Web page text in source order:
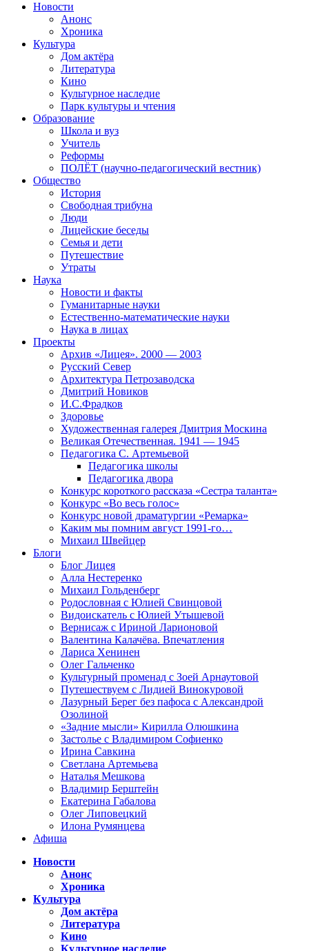
Новости
Анонс
Хроника
Культура
Дом актёра
Литература
Кино
Культурное наследие
Парк культуры и чтения
Образование
Школа и вуз
Учитель
Реформы
ПОЛЁТ (научно-педагогический вестник)
Общество
История
Свободная трибуна
Люди
Лицейские беседы
Семья и дети
Путешествие
Утраты
Наука
Новости и факты
Гуманитарные науки
Естественно-математические науки
Наука в лицах
Проекты
Архив «Лицея». 2000 — 2003
Русский Север
Архитектура Петрозаводска
Дмитрий Новиков
И.С.Фрадков
Здоровье
Художественная галерея Дмитрия Москина
Великая Отечественная. 1941 — 1945
Педагогика С. Артемьевой
Педагогика школы
Педагогика двора
Конкурс короткого рассказа «Сестра таланта»
Конкурс «Во весь голос»
Конкурс новой драматургии «Ремарка»
Каким мы помним август 1991-го…
Михаил Швейцер
Блоги
Блог Лицея
Алла Нестеренко
Михаил Гольденберг
Родословная с Юлией Свинцовой
Видоискатель с Юлией Утышевой
Вернисаж с Ириной Ларионовой
Валентина Калачёва. Впечатления
Лариса Хенинен
Олег Гальченко
Культурный променад с Зоей Арнаутовой
Путешествуем с Лидией Винокуровой
Лазурный Берег без пафоса с Александрой
Озолиной
«Задние мысли» Кирилла Олюшкина
Застолье с Владимиром Софиенко
Ирина Савкина
Светлана Артемьева
Наталья Мешкова
Владимир Берштейн
Екатерина Габалова
Олег Липовецкий
Илона Румянцева
Афиша
Новости
Анонс
Хроника
Культура
Дом актёра
Литература
Кино